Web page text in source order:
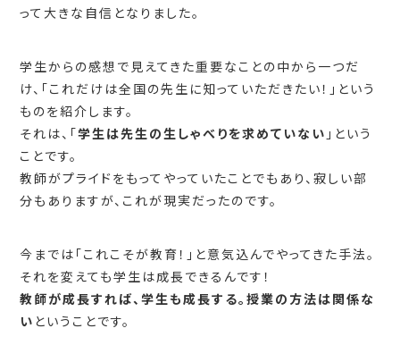
って大きな自信となりました。
学生からの感想で見えてきた重要なことの中から一つだ
け、「これだけは全国の先生に知っていただきたい！」という
ものを紹介します。
それは、「学生は先生の生しゃべりを求めていない 」という
ことです。
教師がプライドをもってやっていたことでもあり、寂しい部
分もありますが、これが現実だったのです。
今までは「これこそが教育！」と意気込んでやってきた手法。
それを変えても学生は成長できるんです！
教師が成長すれば、学生も成長する。授業の方法は関係な
い ということです。